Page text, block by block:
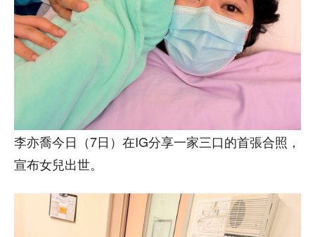
李亦喬今日（7日）在IG分享一家三口的首張合照，
宣布女兒出世。